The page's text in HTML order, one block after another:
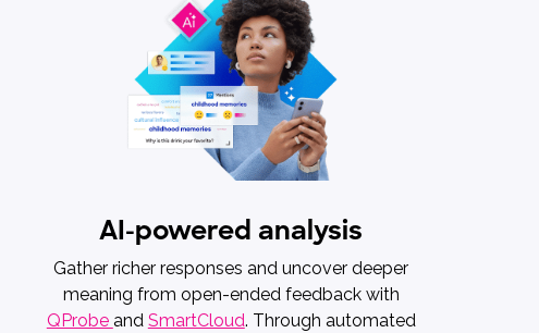
AI-powered analysis
Gather richer responses and uncover deeper
meaning from open-ended feedback with
QProbe and SmartCloud. Through automated